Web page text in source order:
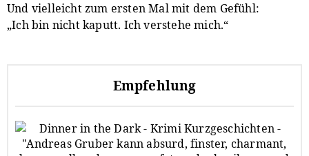
Und vielleicht zum ersten Mal mit dem Gefühl:
„Ich bin nicht kaputt. Ich verstehe mich.“
Empfehlung